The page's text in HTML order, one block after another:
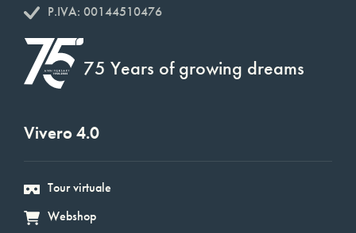
P.IVA: 00144510476
75 Years of growing dreams
Vivero 4.0
Tour virtuale
Webshop